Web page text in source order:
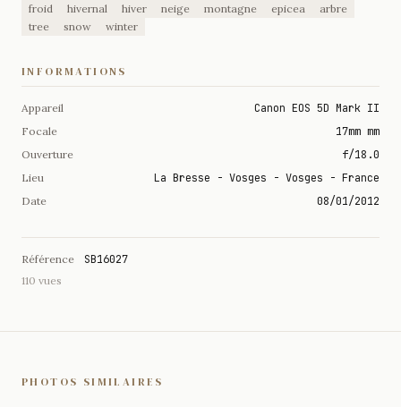
froid hivernal hiver neige montagne epicea
arbre
tree
snow winter
INFORMATIONS
Appareil Canon EOS 5D Mark II
Focale 17mm mm
Ouverture f/18.0
Lieu La Bresse - Vosges - Vosges - France
Date 08/01/2012
Référence SB16027
110 vues
PHOTOS SIMILAIRES